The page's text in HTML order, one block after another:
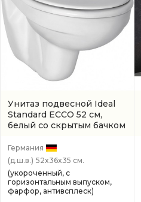
Унитаз подвесной Ideal
Standard ECCO 52 см,
белый со скрытым бачком
Германия
(д.ш.в.) 52x36x35 см.
(укороченный, с
горизонтальным выпуском,
фарфор, антивсплеск)